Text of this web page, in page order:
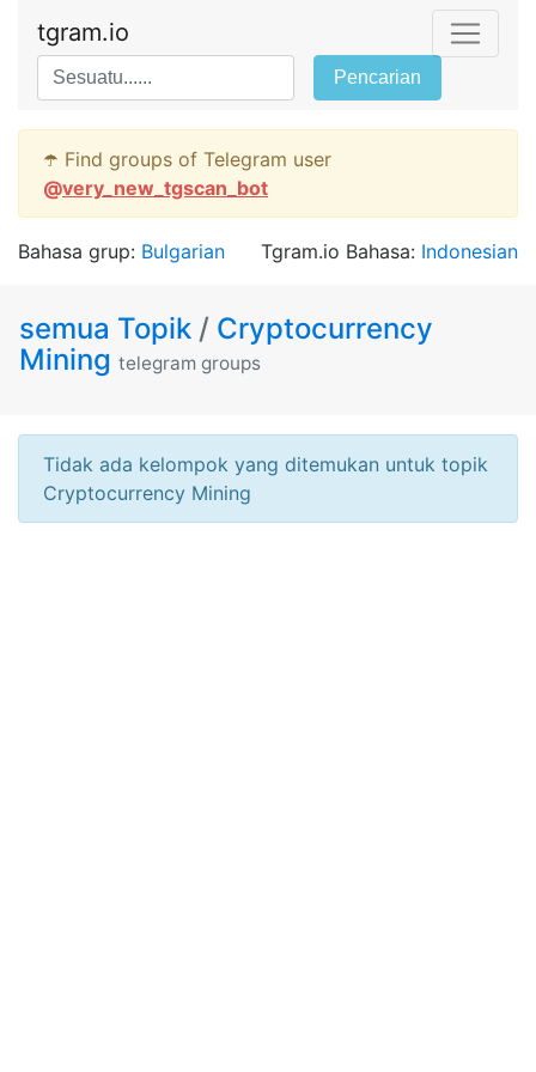
tgram.io
Pencarian
☂️ Find groups of Telegram user
@very_new_tgscan_bot
Bahasa grup: Bulgarian Tgram.io Bahasa: Indonesian
semua Topik / Cryptocurrency
Mining telegram groups
Tidak ada kelompok yang ditemukan untuk topik
Cryptocurrency Mining